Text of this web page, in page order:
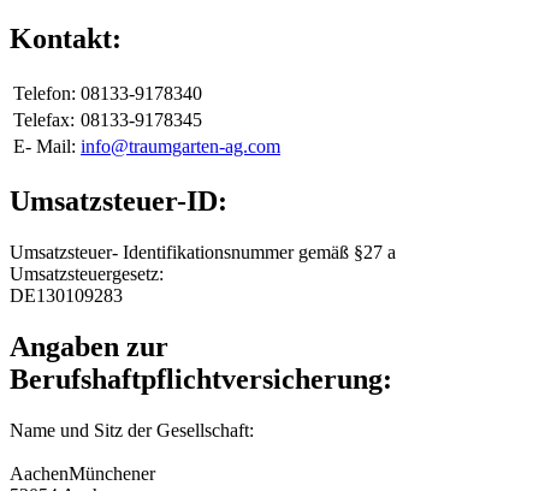
Kontakt:
Telefon: 08133-9178340
Telefax: 08133-9178345
E- Mail: info@traumgarten-ag.com
Umsatzsteuer-ID:
Umsatzsteuer- Identifikationsnummer gemäß §27 a
Umsatzsteuergesetz:
DE130109283
Angaben zur
Berufshaftpflichtversicherung:
Name und Sitz der Gesellschaft:
AachenMünchener